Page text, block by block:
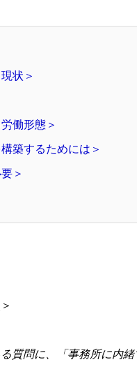
状＞
働形態＞
築するためには＞
＞
問に、「事務所に内